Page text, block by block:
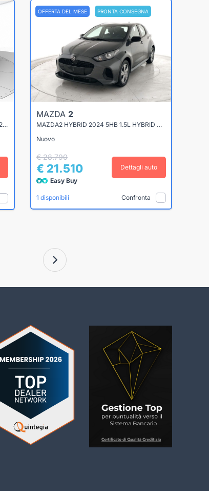
CX-30 - CX-30 2.0 M-HYBRID HOMURA 2WD 186CV
OFFERTA DEL MESE PRONTA CONSEGNA
MAZDA 2
MAZDA2 HYBRID 2024 5HB 1.5L HYBRID VVT-I 116 CVT FWD EXCLUSIVE-LINE EURO6E-BIS
Nuovo
€ 28.790
€ 21.510
Easy Buy
Dettagli auto
1 disponibili Confronta